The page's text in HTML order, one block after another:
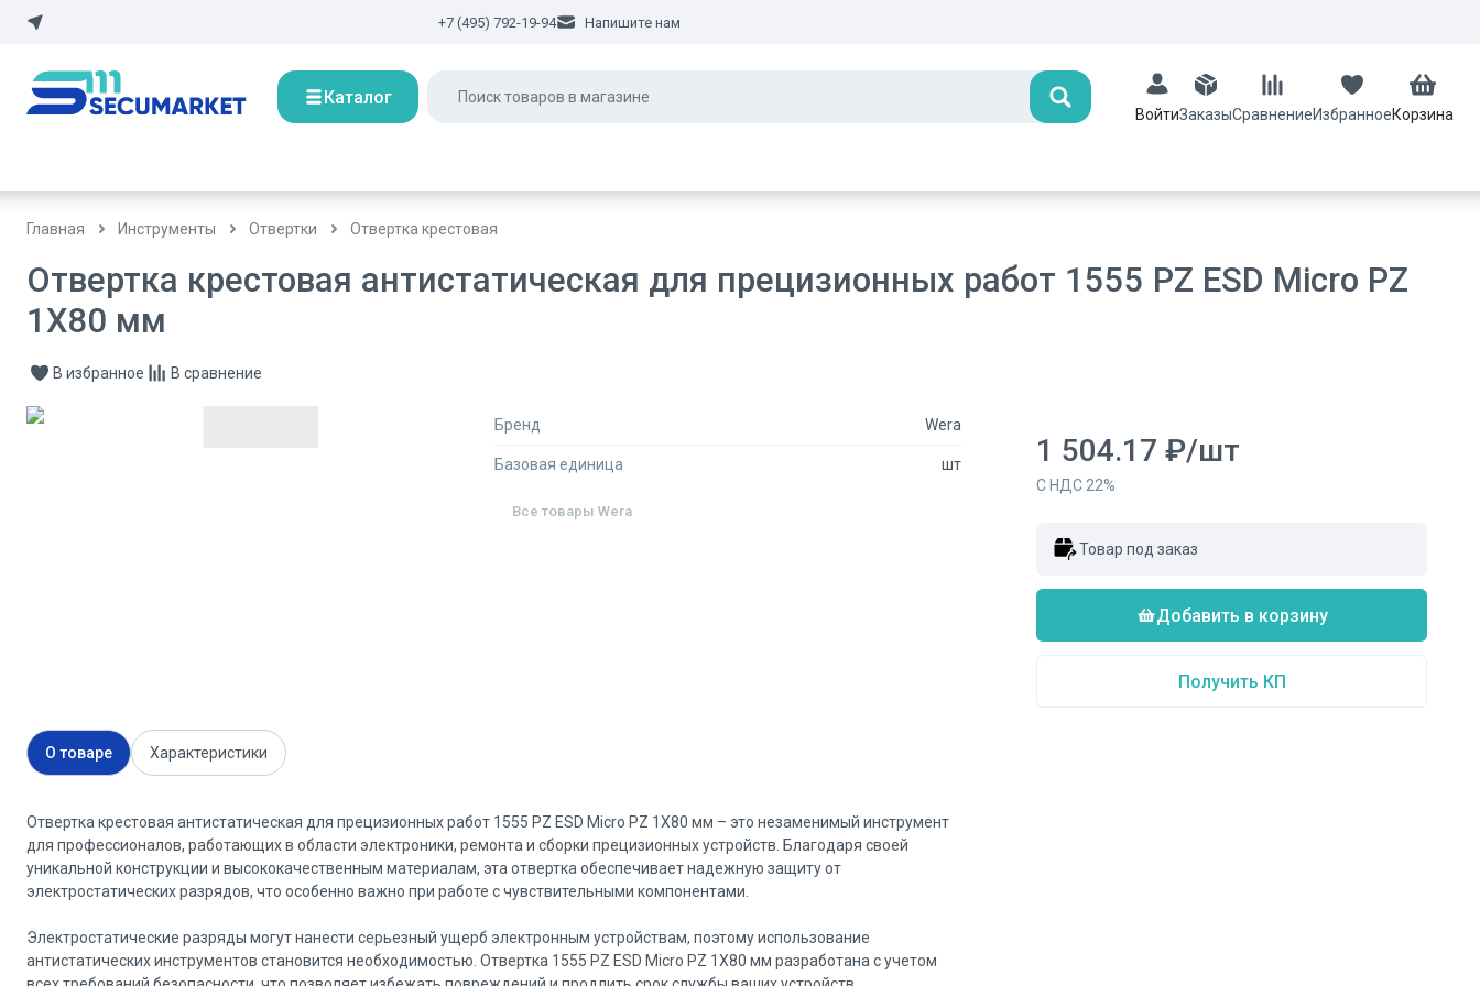
+7 (495) 792-19-94 Напишите нам
Каталог Поиск
ВойтиЗаказыСравнениеИзбранноеКорзина
Главная Инструменты Отвертки Отвертка крестовая
Отвертка крестовая антистатическая для прецизионных работ 1555 PZ ESD Micro PZ
1X80 мм
В избранное В сравнение
Бренд Wera
Базовая единица шт
Все товары Wera
О товаре Характеристики
Отвертка крестовая антистатическая для прецизионных работ 1555 PZ ESD Micro PZ 1X80 мм – это незаменимый инструмент
для профессионалов, работающих в области электроники, ремонта и сборки прецизионных устройств. Благодаря своей
уникальной конструкции и высококачественным материалам, эта отвертка обеспечивает надежную защиту от
электростатических разрядов, что особенно важно при работе с чувствительными компонентами.
Электростатические разряды могут нанести серьезный ущерб электронным устройствам, поэтому использование
антистатических инструментов становится необходимостью. Отвертка 1555 PZ ESD Micro PZ 1X80 мм разработана с учетом
1 504.17 ₽/шт
С НДС 22%
Товар под заказ
Добавить в корзину
Получить КП